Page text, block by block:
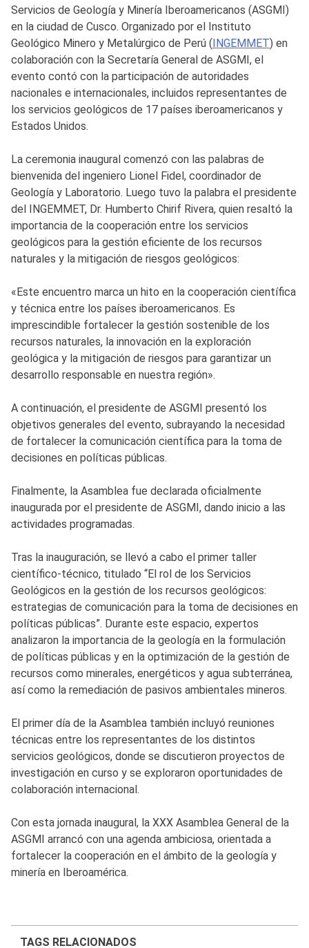
Servicios de Geología y Minería Iberoamericanos (ASGMI)
en la ciudad de Cusco. Organizado por el Instituto
Geológico Minero y Metalúrgico de Perú (INGEMMET) en
colaboración con la Secretaría General de ASGMI, el
evento contó con la participación de autoridades
nacionales e internacionales, incluidos representantes de
los servicios geológicos de 17 países iberoamericanos y
Estados Unidos.
La ceremonia inaugural comenzó con las palabras de
bienvenida del ingeniero Lionel Fidel, coordinador de
Geología y Laboratorio. Luego tuvo la palabra el presidente
del INGEMMET, Dr. Humberto Chirif Rivera, quien resaltó la
importancia de la cooperación entre los servicios
geológicos para la gestión eficiente de los recursos
naturales y la mitigación de riesgos geológicos:
«Este encuentro marca un hito en la cooperación científica
y técnica entre los países iberoamericanos. Es
imprescindible fortalecer la gestión sostenible de los
recursos naturales, la innovación en la exploración
geológica y la mitigación de riesgos para garantizar un
desarrollo responsable en nuestra región».
A continuación, el presidente de ASGMI presentó los
objetivos generales del evento, subrayando la necesidad
de fortalecer la comunicación científica para la toma de
decisiones en políticas públicas.
Finalmente, la Asamblea fue declarada oficialmente
inaugurada por el presidente de ASGMI, dando inicio a las
actividades programadas.
Tras la inauguración, se llevó a cabo el primer taller
científico-técnico, titulado “El rol de los Servicios
Geológicos en la gestión de los recursos geológicos:
estrategias de comunicación para la toma de decisiones en
políticas públicas”. Durante este espacio, expertos
analizaron la importancia de la geología en la formulación
de políticas públicas y en la optimización de la gestión de
recursos como minerales, energéticos y agua subterránea,
así como la remediación de pasivos ambientales mineros.
El primer día de la Asamblea también incluyó reuniones
técnicas entre los representantes de los distintos
servicios geológicos, donde se discutieron proyectos de
investigación en curso y se exploraron oportunidades de
colaboración internacional.
Con esta jornada inaugural, la XXX Asamblea General de la
ASGMI arrancó con una agenda ambiciosa, orientada a
fortalecer la cooperación en el ámbito de la geología y
minería en Iberoamérica.
TAGS RELACIONADOS